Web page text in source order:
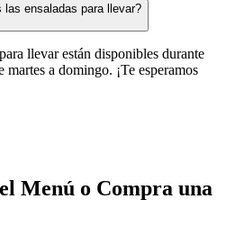
ensaladas para llevar?
llevar están disponibles durante
a domingo. ¡Te esperamos
Menú o Compra una